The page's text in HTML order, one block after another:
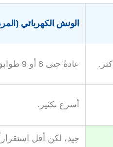
الونش الكهربائي
عادةً حتى 8 أو 9 طوابق.
أسرع بكثير.
جيد، لكن أقل